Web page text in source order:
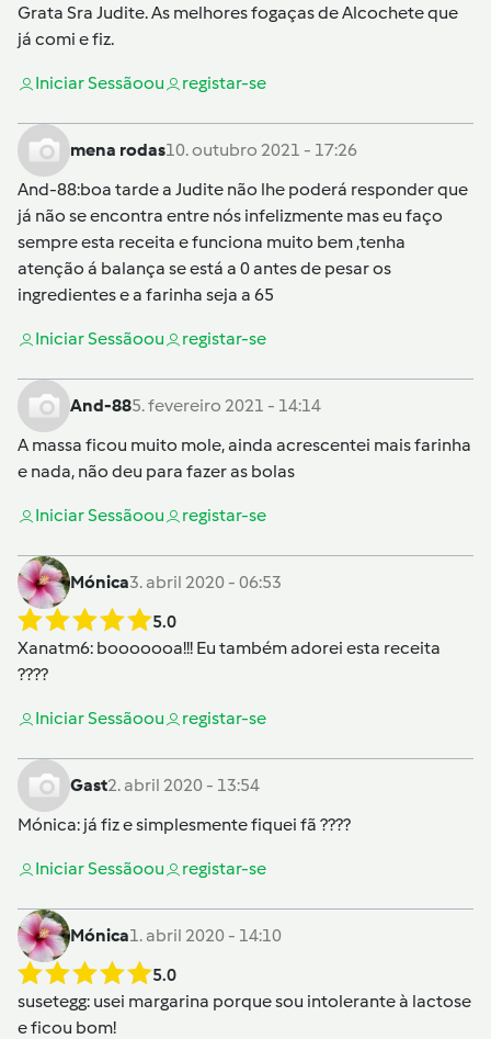
Grata Sra Judite. As melhores fogaças de Alcochete que
já comi e fiz.
Iniciar Sessãoou registar-se
mena rodas10. outubro 2021 - 17:26
And-88:boa tarde a Judite não lhe poderá responder que
já não se encontra entre nós infelizmente mas eu faço
sempre esta receita e funciona muito bem ,tenha
atenção á balança se está a 0 antes de pesar os
ingredientes e a farinha seja a 65
Iniciar Sessãoou registar-se
And-885. fevereiro 2021 - 14:14
A massa ficou muito mole, ainda acrescentei mais farinha
e nada, não deu para fazer as bolas
Iniciar Sessãoou registar-se
Mónica3. abril 2020 - 06:53
5.0
Xanatm6: booooooa!!! Eu também adorei esta receita
????
Iniciar Sessãoou registar-se
Gast2. abril 2020 - 13:54
Mónica: já fiz e simplesmente fiquei fã ????
Iniciar Sessãoou registar-se
Mónica1. abril 2020 - 14:10
5.0
susetegg: usei margarina porque sou intolerante à lactose
e ficou bom!